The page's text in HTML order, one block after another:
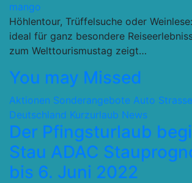
mango
Höhlentour, Trüffelsuche oder
ideal für ganz besondere
zum Welttourismustag zeigt…
You may Missed
Aktionen Sonderangebote Auto
Deutschland Kurzurlaub News
Der Pfingsturlaub
Stau ADAC
bis 6. Juni 2022